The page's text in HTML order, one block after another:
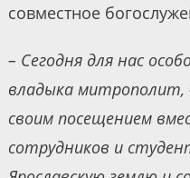
совместное
– Сегодня для нас
владыка митрополит,
своим посещением
сотрудников и